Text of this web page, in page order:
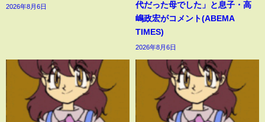
2026年8月6日
代だった母でした」と息子・高
嶋政宏がコメント(ABEMA
TIMES)
2026年8月6日